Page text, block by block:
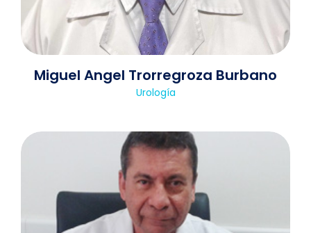
Miguel Angel Trorregroza Burbano
Urología